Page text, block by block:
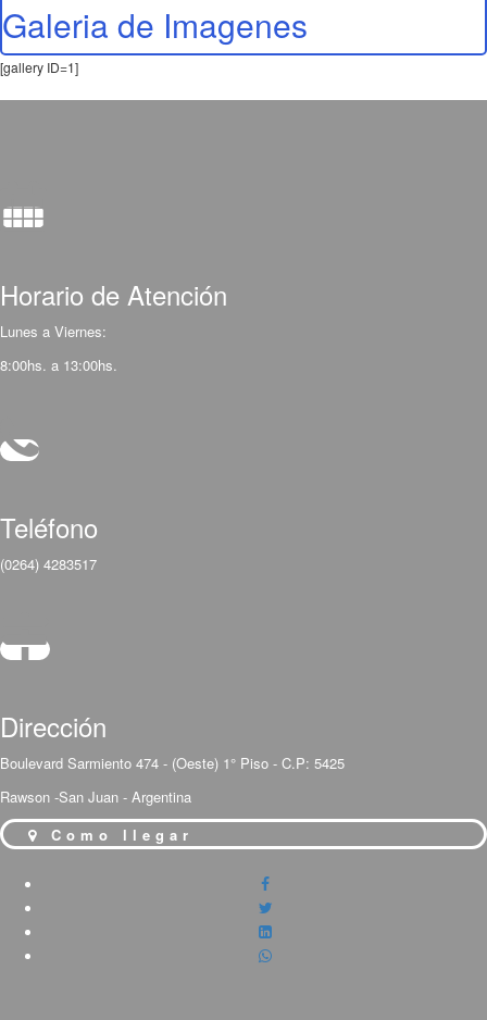
Galeria de Imagenes
[gallery ID=1]
Horario de Atención
Lunes a Viernes:
8:00hs. a 13:00hs.
Teléfono
(0264) 4283517
Dirección
Boulevard Sarmiento 474 - (Oeste) 1° Piso - C.P: 5425
Rawson -San Juan - Argentina
Como llegar